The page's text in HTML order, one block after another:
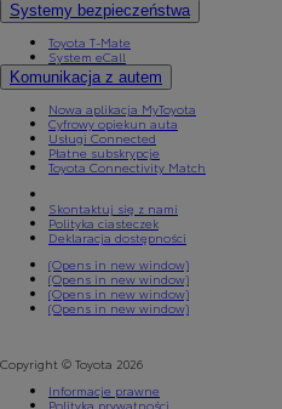
Systemy bezpieczeństwa
Toyota T-Mate
System eCall
Komunikacja z autem
Nowa aplikacja MyToyota
Cyfrowy opiekun auta
Usługi Connected
Płatne subskrypcje
Toyota Connectivity Match
Skontaktuj się z nami
Polityka ciasteczek
Deklaracja dostępności
(Opens in new window)
(Opens in new window)
(Opens in new window)
(Opens in new window)
Copyright © Toyota 2026
Informacje prawne
Polityka prywatności